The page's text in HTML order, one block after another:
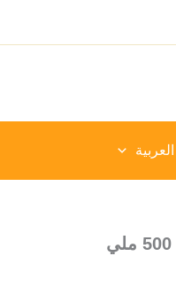
العربية